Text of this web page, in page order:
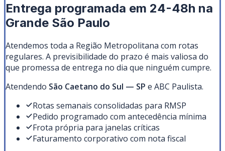
Entrega programada em 24-48h na
Grande São Paulo
Atendemos toda a Região Metropolitana com rotas
regulares. A previsibilidade do prazo é mais valiosa do
que promessa de entrega no dia que ninguém cumpre.
Atendendo São Caetano do Sul — SP e ABC Paulista.
Rotas semanais consolidadas para RMSP
Pedido programado com antecedência mínima
Frota própria para janelas críticas
Faturamento corporativo com nota fiscal